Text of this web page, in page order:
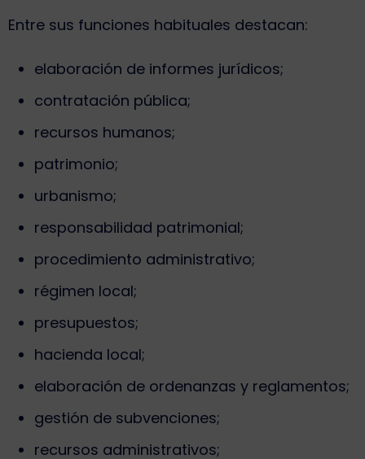
Entre sus funciones habituales destacan:
elaboración de informes jurídicos;
contratación pública;
recursos humanos;
patrimonio;
urbanismo;
responsabilidad patrimonial;
procedimiento administrativo;
régimen local;
presupuestos;
hacienda local;
elaboración de ordenanzas y reglamentos;
gestión de subvenciones;
recursos administrativos;